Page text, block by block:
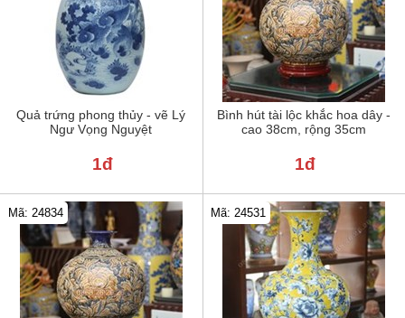
Quả trứng phong thủy - vẽ Lý
Ngư Vọng Nguyệt
1đ
Bình hút tài lộc khắc hoa dây -
cao 38cm, rộng 35cm
1đ
Mã: 24834 Mã: 24531